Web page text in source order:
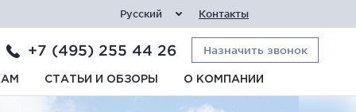
Русский Контакты
+7 (495) 255 44 26 Назначить звонок
СТАТЬИ И ОБЗОРЫ О КОМПАНИИ